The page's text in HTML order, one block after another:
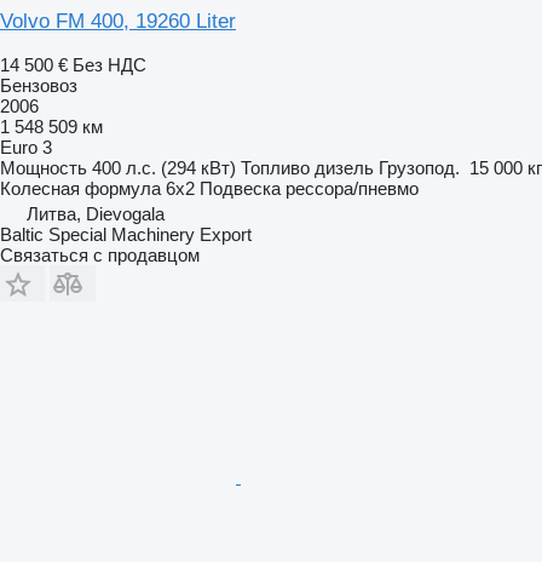
Volvo FM 400, 19260 Liter
14 500 € Без НДС
Бензовоз
2006
1 548 509 км
Euro 3
Мощность 400 л.с. (294 кВт) Топливо дизель Грузопод. 15 000 кг
Колесная формула 6x2 Подвеска рессора/пневмо
Литва, Dievogala
Baltic Special Machinery Export
Связаться с продавцом